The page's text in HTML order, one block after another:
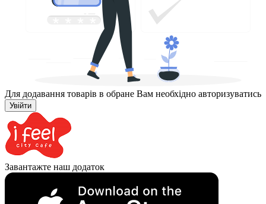
Для додавання товарів в обране Вам необхідно авторизуватись
Увійти
Завантажте наш додаток